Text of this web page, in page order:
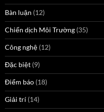
Bàn luận (12)
Chiến dịch Môi Trường (35)
Công nghệ (12)
Đặc biệt (9)
Điểm báo (18)
Giải trí (14)